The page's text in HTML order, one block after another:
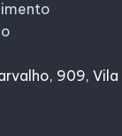
909, Vila